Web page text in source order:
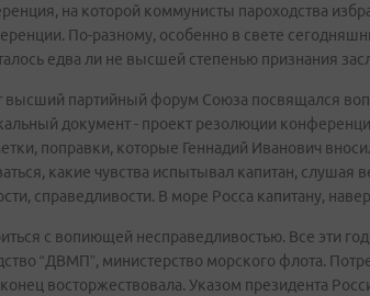
на которой коммунисты пароходства
По-разному, особенно в свете
едва ли не высшей степенью признания
высший партийный форум Союза посвящался
документ - проект резолюции
поправки, которые Геннадий Иванович
какие чувства испытывал капитан, слушая
справедливости. В море Росса капитану,
с вопиющей несправедливостью. Все эти
“ДВМП”, министерство морского флота.
восторжествовала. Указом президента